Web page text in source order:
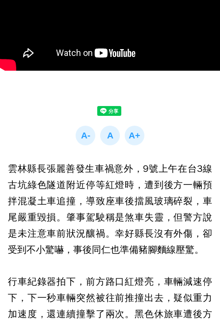
雲林縣長張麗善發生車禍意外，9號上午在台3線
古坑綠色隧道附近停等紅燈時，遭到後方一輛預
拌混凝土車追撞，導致座車後擋風玻璃碎裂，車
尾嚴重毀損。肇事駕駛稱是煞車失靈，但警方說
是未注意車前狀況釀禍。幸好縣長沒有外傷，卻
受到不小驚嚇，事後同仁也準備豬腳麵線壓驚。
行車紀錄器拍下，前方路口紅燈亮，車輛減速停
下，下一秒車輛突然被往前推撞出去，疑似重力
加速度，還連續撞擊了兩次。黑色休旅車遭後方